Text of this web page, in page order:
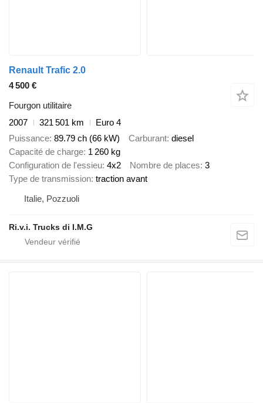
Renault Trafic 2.0
4 500 €
Fourgon utilitaire
2007
321 501 km
Euro 4
Puissance 89.79 ch (66 kW) Carburant diesel
Capacité de charge 1 260 kg
Configuration de l'essieu 4x2 Nombre de places 3
Type de transmission traction avant
Italie, Pozzuoli
Ri.v.i. Trucks di I.M.G